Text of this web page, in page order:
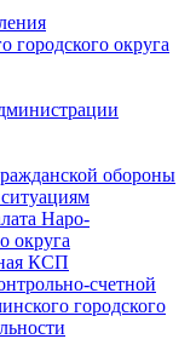
городского округа
обороны
Наро-
округа
КСП
счетной
городского